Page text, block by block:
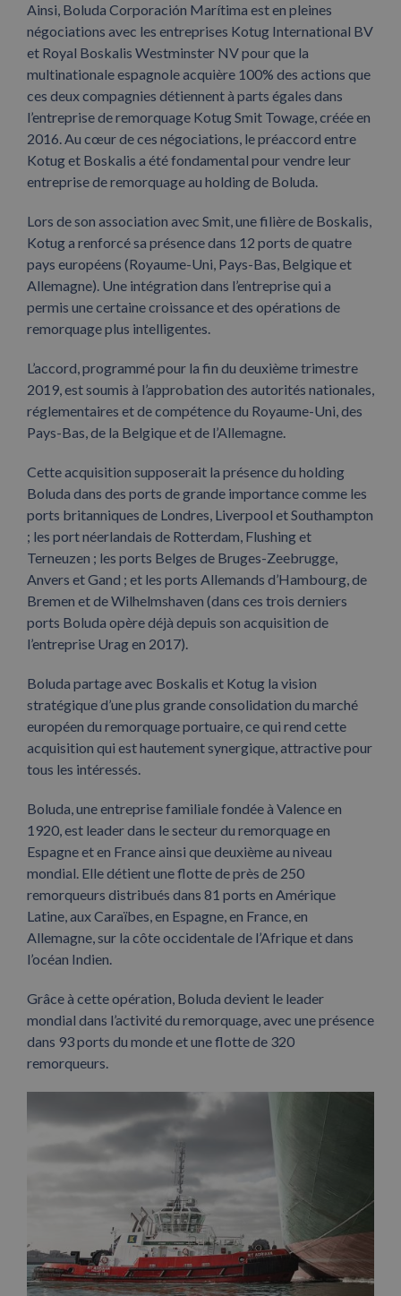
Ainsi, Boluda Corporación Marítima est en pleines
négociations avec les entreprises Kotug International BV
et Royal Boskalis Westminster NV pour que la
multinationale espagnole acquière 100% des actions que
ces deux compagnies détiennent à parts égales dans
l’entreprise de remorquage Kotug Smit Towage, créée en
2016. Au cœur de ces négociations, le préaccord entre
Kotug et Boskalis a été fondamental pour vendre leur
entreprise de remorquage au holding de Boluda.
Lors de son association avec Smit, une filière de Boskalis,
Kotug a renforcé sa présence dans 12 ports de quatre
pays européens (Royaume-Uni, Pays-Bas, Belgique et
Allemagne). Une intégration dans l’entreprise qui a
permis une certaine croissance et des opérations de
remorquage plus intelligentes.
L’accord, programmé pour la fin du deuxième trimestre
2019, est soumis à l’approbation des autorités nationales,
réglementaires et de compétence du Royaume-Uni, des
Pays-Bas, de la Belgique et de l’Allemagne.
Cette acquisition supposerait la présence du holding
Boluda dans des ports de grande importance comme les
ports britanniques de Londres, Liverpool et Southampton
; les port néerlandais de Rotterdam, Flushing et
Terneuzen ; les ports Belges de Bruges-Zeebrugge,
Anvers et Gand ; et les ports Allemands d’Hambourg, de
Bremen et de Wilhelmshaven (dans ces trois derniers
ports Boluda opère déjà depuis son acquisition de
l’entreprise Urag en 2017).
Boluda partage avec Boskalis et Kotug la vision
stratégique d’une plus grande consolidation du marché
européen du remorquage portuaire, ce qui rend cette
acquisition qui est hautement synergique, attractive pour
tous les intéressés.
Boluda, une entreprise familiale fondée à Valence en
1920, est leader dans le secteur du remorquage en
Espagne et en France ainsi que deuxième au niveau
mondial. Elle détient une flotte de près de 250
remorqueurs distribués dans 81 ports en Amérique
Latine, aux Caraïbes, en Espagne, en France, en
Allemagne, sur la côte occidentale de l’Afrique et dans
l’océan Indien.
Grâce à cette opération, Boluda devient le leader
mondial dans l’activité du remorquage, avec une présence
dans 93 ports du monde et une flotte de 320
remorqueurs.